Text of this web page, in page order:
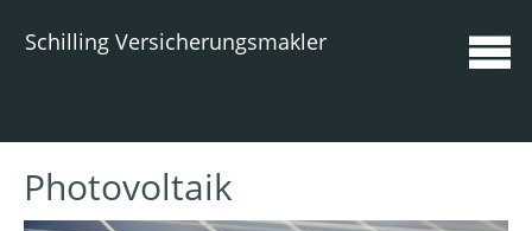
Schilling Versicherungsmakler
Photovoltaik